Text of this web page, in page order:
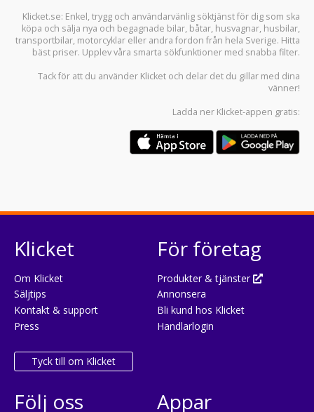
Klicket.se: Enkel, trygg och användarvänlig söktjänst för dig som ska
köpa och sälja nya och begagnade bilar, båtar, husvagnar, husbilar,
transportbilar, motorcyklar eller andra fordon från hela Sverige. Hitta
bäst priser. Upplev våra smarta sökfunktioner med snabba filter.
Tack för att du använder Klicket och delar det du gillar med dina
vänner!
Ladda ner Klicket-appen gratis:
Klicket
Om Klicket
Säljtips
Kontakt & support
Press
Tyck till om Klicket
För företag
Produkter & tjänster
Annonsera
Bli kund hos Klicket
Handlarlogin
Följ oss Appar